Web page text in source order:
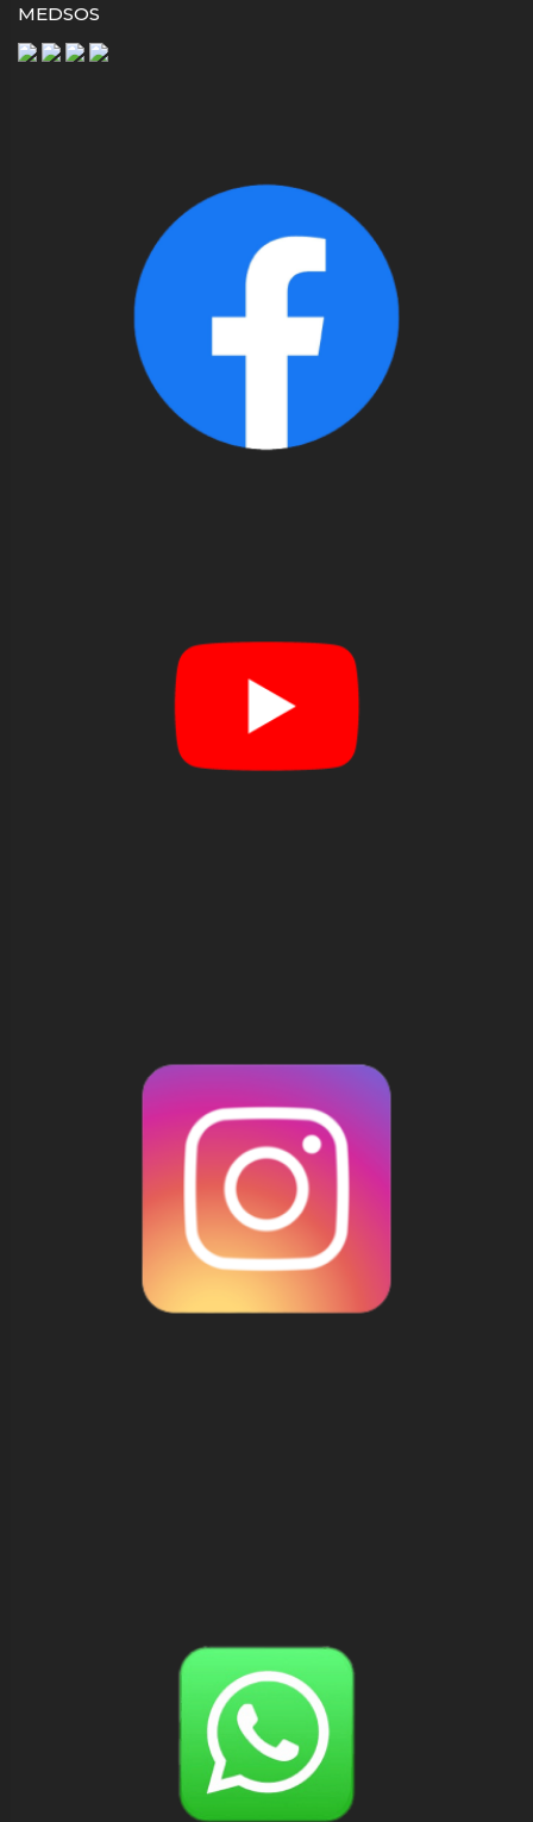
MEDSOS